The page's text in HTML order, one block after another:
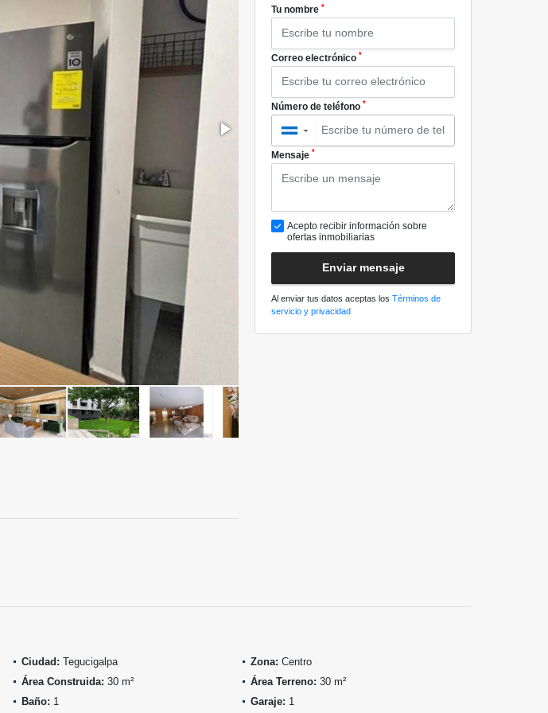
Tu nombre *
Correo electrónico *
Número de teléfono *
▼
Mensaje *
Acepto recibir información sobre
ofertas inmobiliarias
Enviar mensaje
Al enviar tus datos aceptas los Términos de
servicio y privacidad
Ciudad: Tegucigalpa Zona: Centro
Área Construida: 30 m² Área Terreno: 30 m²
Baño: 1 Garaje: 1